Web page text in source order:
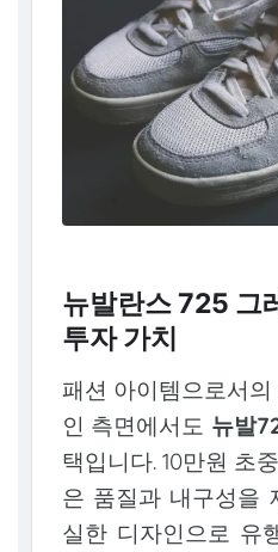
뉴발란스 725 그
투자 가치
패션 아이템으로서
인 측면에서도 뉴발
택입니다. 10만원 초
은 품질과 내구성을
실한 디자인으로 유